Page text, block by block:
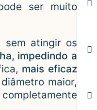
ser muito
sem atingir os
impedindo a
mais eficaz
maior,